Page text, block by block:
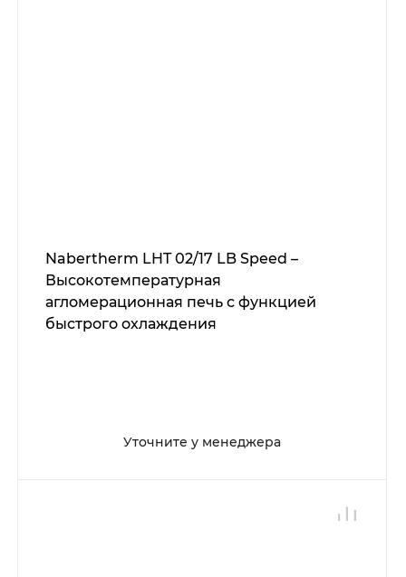
Nabertherm LHT 02/17 LB Speed –
Высокотемпературная
агломерационная печь с функцией
быстрого охлаждения
Уточните у менеджера